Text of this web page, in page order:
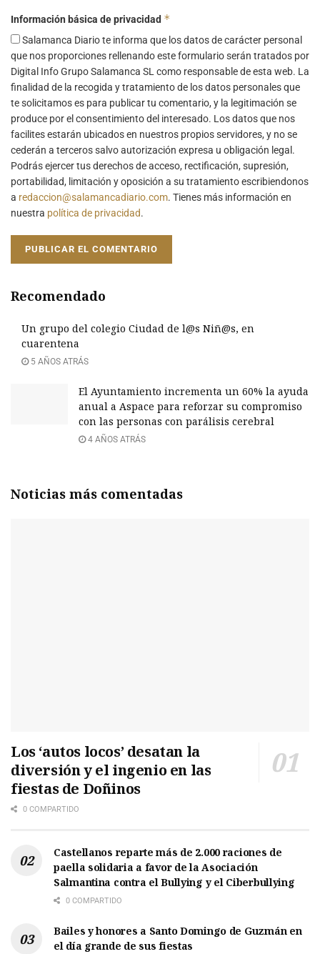
Información básica de privacidad *
Salamanca Diario te informa que los datos de carácter personal
que nos proporciones rellenando este formulario serán tratados por
Digital Info Grupo Salamanca SL como responsable de esta web. La
finalidad de la recogida y tratamiento de los datos personales que
te solicitamos es para publicar tu comentario, y la legitimación se
produce por el consentimiento del interesado. Los datos que nos
facilites estarán ubicados en nuestros propios servidores, y no se
cederán a terceros salvo autorización expresa u obligación legal.
Podrás ejercer tus derechos de acceso, rectificación, supresión,
portabilidad, limitación y oposición a su tratamiento escribiendonos
a redaccion@salamancadiario.com. Tienes más información en
nuestra política de privacidad.
Recomendado
Un grupo del colegio Ciudad de l@s Niñ@s, en
cuarentena
5 AÑOS ATRÁS
El Ayuntamiento incrementa un 60% la ayuda
anual a Aspace para reforzar su compromiso
con las personas con parálisis cerebral
4 AÑOS ATRÁS
Noticias más comentadas
Los ‘autos locos’ desatan la
diversión y el ingenio en las
fiestas de Doñinos
0 COMPARTIDO
Castellanos reparte más de 2.000 raciones de
paella solidaria a favor de la Asociación
Salmantina contra el Bullying y el Ciberbullying
0 COMPARTIDO
Bailes y honores a Santo Domingo de Guzmán en
el día grande de sus fiestas